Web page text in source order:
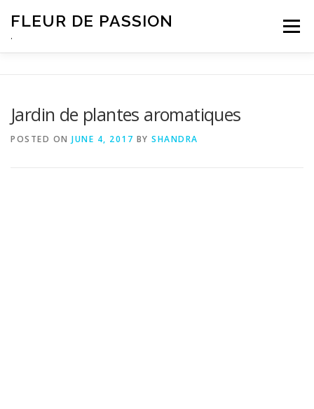
FLEUR DE PASSION
.
Menu
Jardin de plantes aromatiques
POSTED ON JUNE 4, 2017 BY SHANDRA